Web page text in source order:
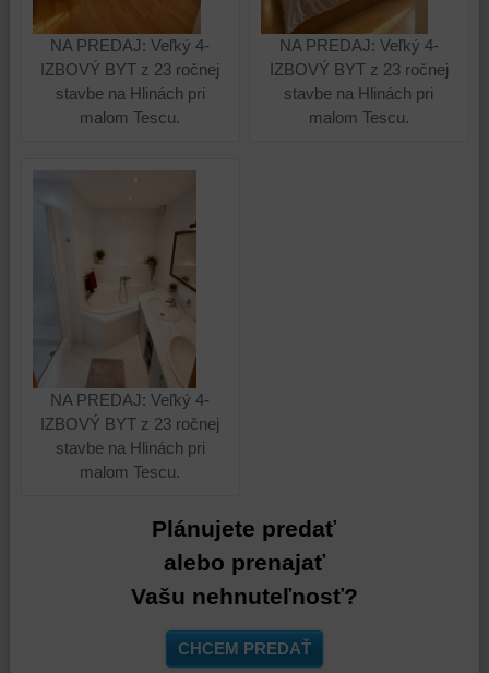
NA PREDAJ: Veľký 4-
IZBOVÝ BYT z 23 ročnej
stavbe na Hlinách pri
malom Tescu.
NA PREDAJ: Veľký 4-
IZBOVÝ BYT z 23 ročnej
stavbe na Hlinách pri
malom Tescu.
NA PREDAJ: Veľký 4-
IZBOVÝ BYT z 23 ročnej
stavbe na Hlinách pri
malom Tescu.
Plánujete predať
alebo prenajať
Vašu nehnuteľnosť?
CHCEM PREDAŤ
zabezpečenia.
vašich
preferencií
prihlásenia,
skripty
a/alebo
zdroje
tretích
strán,
widgety